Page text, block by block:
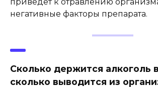
негативные факторы препарата.
Cколько держится алкоголь
сколько выводится из